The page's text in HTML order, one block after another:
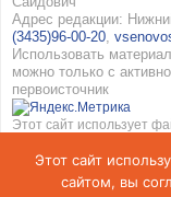
Адрес редакции:
(3435)96-00-20,
Использовать
можно только с
первоисточник
Этот сайт использует
использованием
конфиденциальностии
Этот сайт
сайтом, вы